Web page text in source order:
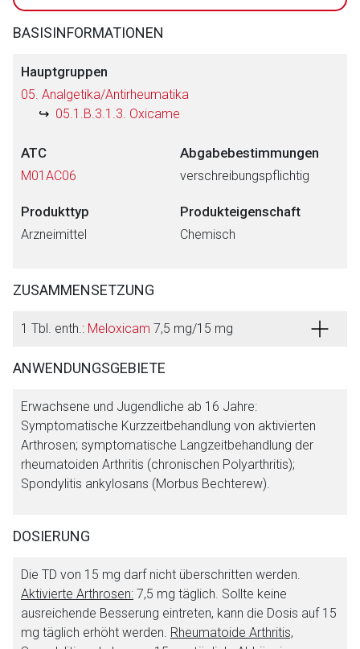
BASISINFORMATIONEN
Hauptgruppen
05. Analgetika/Antirheumatika
05.1.B.3.1.3. Oxicame
ATC
M01AC06
Abgabebestimmungen
verschreibungspflichtig
Produkttyp
Arzneimittel
Produkteigenschaft
Chemisch
ZUSAMMENSETZUNG
1 Tbl. enth.: Meloxicam 7,5 mg/15 mg
ANWENDUNGSGEBIETE
Erwachsene und Jugendliche ab 16 Jahre:
Symptomatische Kurzzeitbehandlung von aktivierten
Arthrosen; symptomatische Langzeitbehandlung der
rheumatoiden Arthritis (chronischen Polyarthritis);
Spondylitis ankylosans (Morbus Bechterew).
DOSIERUNG
Die TD von 15 mg darf nicht überschritten werden.
Aktivierte Arthrosen: 7,5 mg täglich. Sollte keine
ausreichende Besserung eintreten, kann die Dosis auf 15
mg täglich erhöht werden. Rheumatoide Arthritis,
Aufruf einer externen Seite
Seite. Für die Inhalte der externen Web-Seite ist deren
Datenschutzbestimmungen.
Zurück zur rote-liste.de Zur Seite